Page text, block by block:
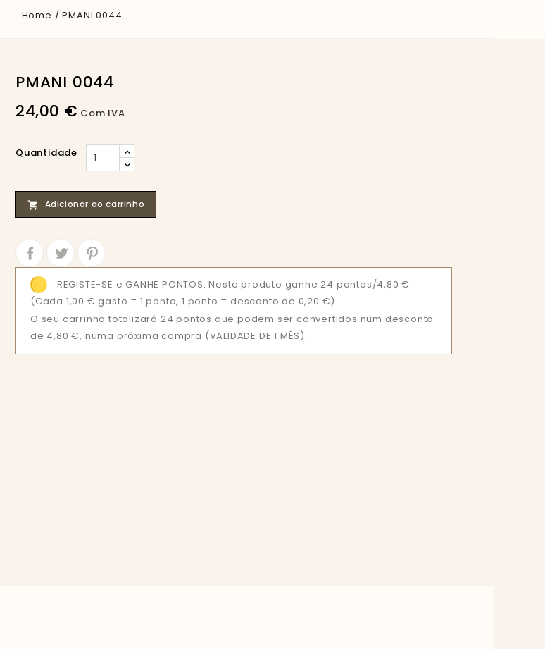
Home PMANI 0044
PMANI 0044
24,00 €
Com IVA
Quantidade
 Adicionar ao carrinho
REGISTE-SE e GANHE PONTOS. Neste produto ganhe 24 pontos/4,80 €
(Cada 1,00 € gasto = 1 ponto, 1 ponto = desconto de 0,20 €).
O seu carrinho totalizará 24 pontos que podem ser convertidos num desconto
de 4,80 €, numa próxima compra (VALIDADE DE 1 MÊS).